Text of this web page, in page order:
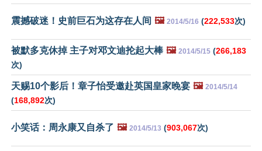
震撼破迷！史前巨石为这存在人间 🖼️ 2014/5/16 (222,533次)
被默多克休掉 主子对邓文迪抡起大棒 🖼️ 2014/5/15 (266,183
次)
天赐10个影后！章子怡受邀赴英国皇家晚宴 🖼️ 2014/5/14
(168,892次)
小笑话：周永康又自杀了 🖼️ 2014/5/13 (903,067次)